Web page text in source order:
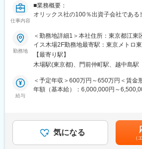
変更の範囲：会社の定める業務
・資格取得支援
派遣先で資格を必要とする場合、全額
■雇用形態：
入社時は契約社員としての雇用となり
して、一定期間の勤務実績や評価を踏
事例があります。正社員登用にあたり
せん。
社（CAT）は、豊富な経験と高度な専門
的で革新的なエンジニアリング・ソリ
仕事内容
■業務概要：
オリックス社の100％出資子会社である
だきます。
【具体的業務】
・計画策定業務（年間維持管理計画や
・遠隔監視業務（モニタリングシステム
・発電所管理業務（巡視点検、除草対
など）
【勤務エリア】
本社勤務メインですが、全国各地の発
勤務地
＜勤務地詳細1＞本社住所：東京都江
イス木場2F勤務地最寄駅：東京メトロ
策：屋内全面禁煙＜勤務地詳細2＞全国
いずれかに配属致します。 受動喫煙対
【最寄り駅】
木場駅(東京都)、門前仲町駅、越中島駅
給与
＜予定年収＞600万円～650万円＜賃金
年額（基本給）：6,000,000円～
給）保安従事者 または 実務経歴書
金はあくまでも目安の金額であり、選
があります。月給(月額)は固定手当を含
気になる
（